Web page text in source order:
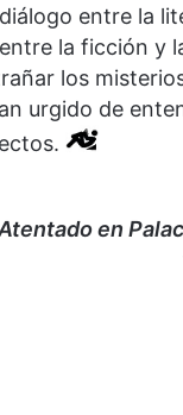
entre la
la ficción y
los
urgido de
en